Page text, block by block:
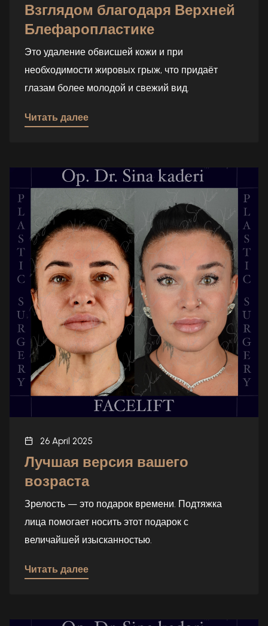
Взглядом благодаря Верхней
Блефаропластике
Это удаление обвисшей кожи и при
необходимости жировых грыж, что придаёт
глазам более молодой и свежий вид.
Читать далее
26 April 2025
Лучшая версия вашего
возраста
Зрелость — это подарок времени. Подтяжка
лица помогает носить этот подарок с
величайшей изысканностью.
Читать далее